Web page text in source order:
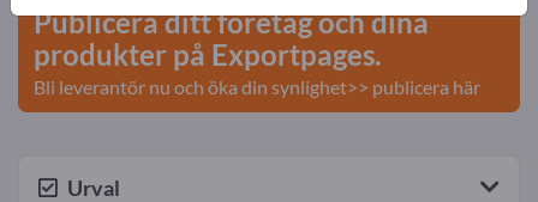
Publicera ditt företag och dina
produkter på Exportpages.
Bli leverantör nu och öka din synlighet>> publicera här
Urval